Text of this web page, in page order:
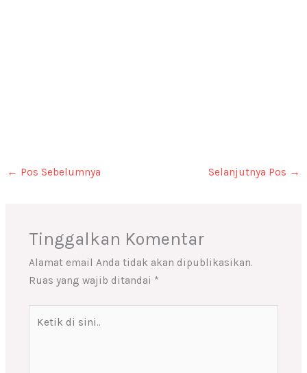
← Pos Sebelumnya Selanjutnya Pos →
Tinggalkan Komentar
Alamat email Anda tidak akan dipublikasikan.
Ruas yang wajib ditandai *